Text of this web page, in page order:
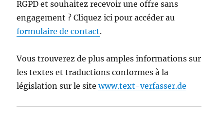
RGPD et souhaitez recevoir une offre sans
engagement ? Cliquez ici pour accéder au
formulaire de contact.
Vous trouverez de plus amples informations sur
les textes et traductions conformes à la
législation sur le sitewww.text-verfasser.de